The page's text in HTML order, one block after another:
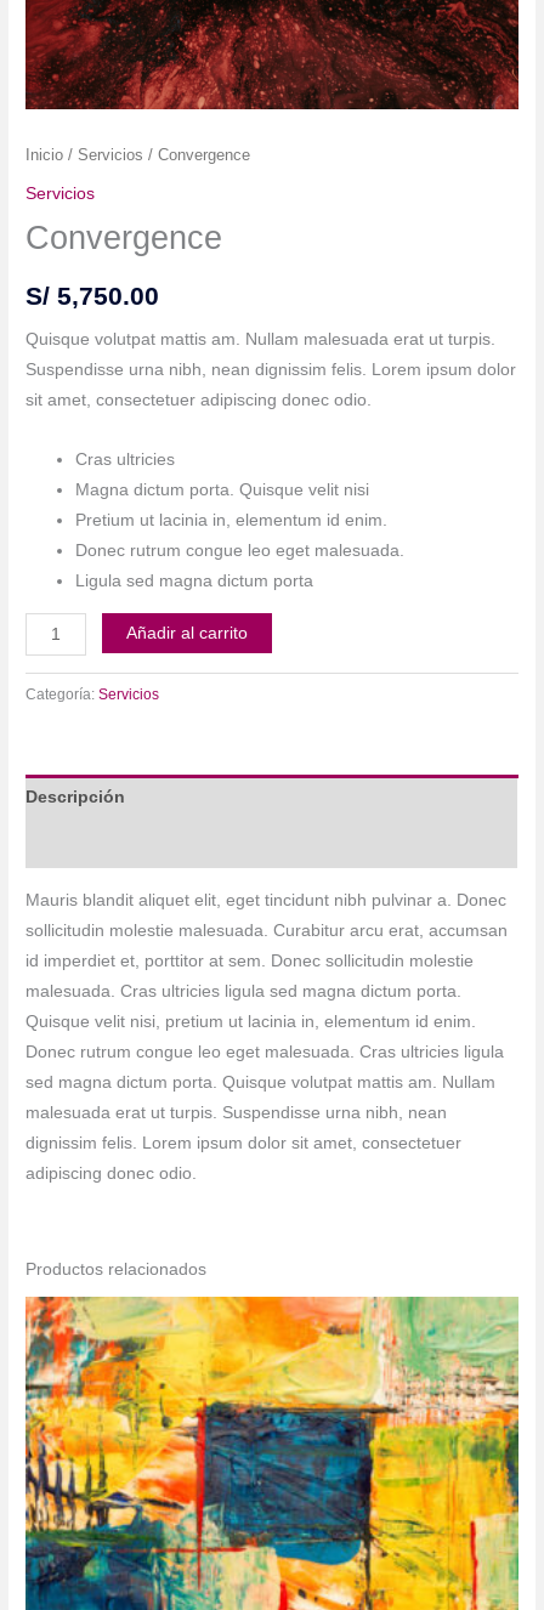
Inicio / Servicios / Convergence
Servicios
Convergence
S/ 5,750.00
Quisque volutpat mattis am. Nullam malesuada erat ut turpis.
Suspendisse urna nibh, nean dignissim felis. Lorem ipsum dolor
sit amet, consectetuer adipiscing donec odio.
Cras ultricies
Magna dictum porta. Quisque velit nisi
Pretium ut lacinia in, elementum id enim.
Donec rutrum congue leo eget malesuada.
Ligula sed magna dictum porta
Convergence
cantidad
Añadir al carrito
Categoría:Servicios
Descripción
Mauris blandit aliquet elit, eget tincidunt nibh pulvinar a. Donec
sollicitudin molestie malesuada. Curabitur arcu erat, accumsan
id imperdiet et, porttitor at sem. Donec sollicitudin molestie
malesuada. Cras ultricies ligula sed magna dictum porta.
Quisque velit nisi, pretium ut lacinia in, elementum id enim.
Donec rutrum congue leo eget malesuada. Cras ultricies ligula
sed magna dictum porta. Quisque volutpat mattis am. Nullam
malesuada erat ut turpis. Suspendisse urna nibh, nean
dignissim felis. Lorem ipsum dolor sit amet, consectetuer
adipiscing donec odio.
Productos relacionados